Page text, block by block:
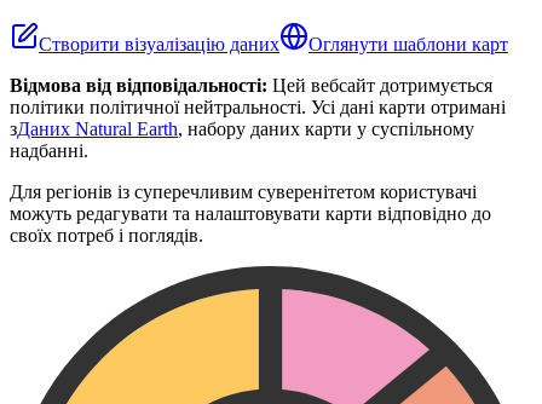
Створити візуалізацію даних
Оглянути шаблони карт
Відмова від відповідальності: Цей вебсайт дотримується
політики політичної нейтральності. Усі дані карти отримані
зДаних Natural Earth, набору даних карти у суспільному
надбанні.
Для регіонів із суперечливим суверенітетом користувачі
можуть редагувати та налаштовувати карти відповідно до
своїх потреб і поглядів.